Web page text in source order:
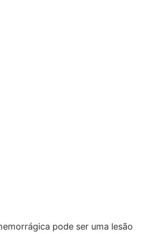
pode ser uma lesão